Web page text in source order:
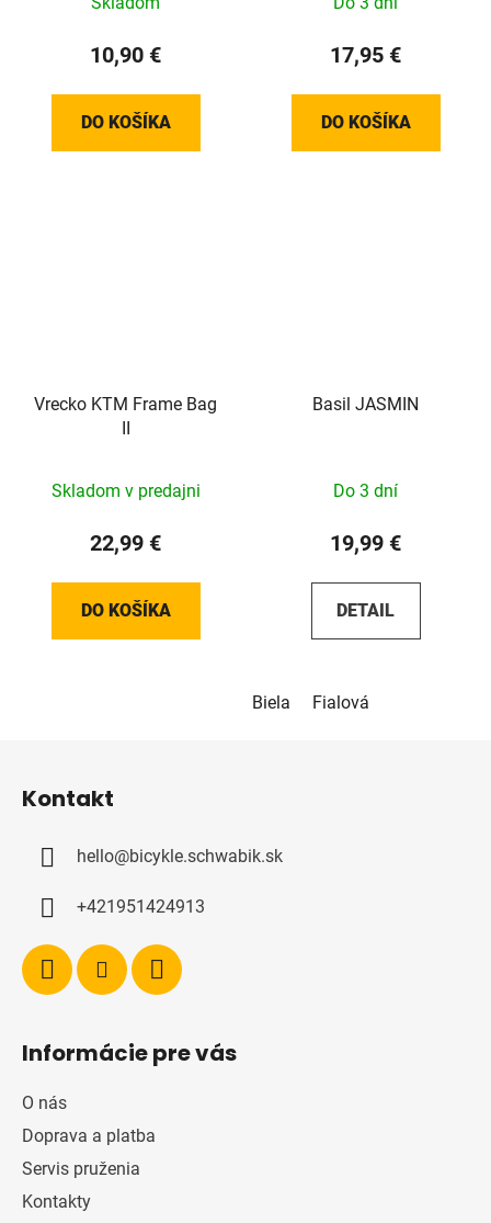
10,90 €
DO KOŠÍKA
17,95 €
DO KOŠÍKA
Vrecko KTM Frame Bag
Skladom v predajni
22,99 €
DO KOŠÍKA
Basil JASMIN
Do 3 dní
19,99 €
DETAIL
Biela Fialová
Kontakt
hello@bicykle.schwabik.sk
+421951424913
Informácie pre vás
O nás
Doprava a platba
Servis pruženia
Kontakty